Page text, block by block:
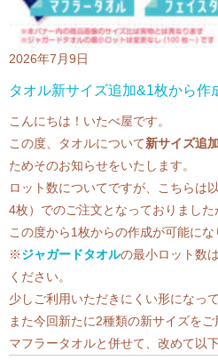
2026年7月9日
タオル新サイズ追加&1枚から作
こんにちは！いたべ屋です。
この度、タオルについて新サイズ追
ためそのお知らせをいたします。
ロット数についてですが、こちらは
4枚）でのご注文となっておりました
この度から1枚からの作成が可能にな
※ジャガードタオルの最小ロット数
ください。
少しご利用いただきにくい形になっ
また今回新たに2種類の新サイズをご
マフラータオルと併せて、改めて以